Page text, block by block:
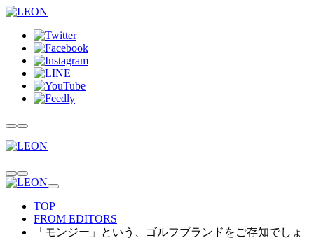
TOP
FROM EDITORS
「モンジー」という、ゴルフブランドをご存知でしょ